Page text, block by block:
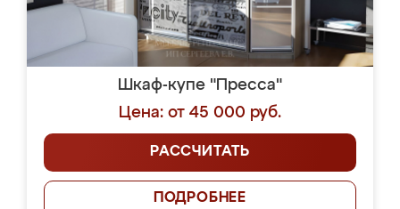
Шкаф-купе "Пресса"
Цена: от 45 000 руб.
РАССЧИТАТЬ
ПОДРОБНЕЕ